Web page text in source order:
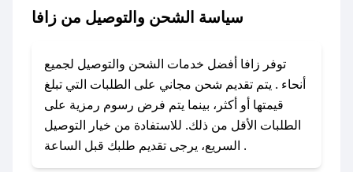
باستخدام تطبيق صحصح، يمكنك العثور بسهولة على
معنا عبر تويتر أو البريد الإلكتروني لإضافته بسرعة.
### كيفية استخدام كود خصم زافا؟
1. انسخ كود الخصم من تطبيق صحصح.
2. الصقه في خانة الدفع عند التسوق من زافا.
سياسة الشحن والتوصيل من زافا
توفر زافا أفضل خدمات الشحن والتوصيل لجميع
أنحاء . يتم تقديم شحن مجاني على الطلبات التي تبلغ
قيمتها أو أكثر، بينما يتم فرض رسوم رمزية على
الطلبات الأقل من ذلك. للاستفادة من خيار التوصيل
السريع، يرجى تقديم طلبك قبل الساعة .